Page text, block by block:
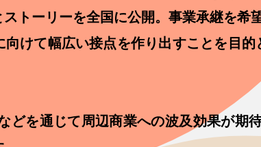
トーリーを全国に公開。事業承継を希
けて幅広い接点を作り出すことを目的
を通じて周辺商業への波及効果が期